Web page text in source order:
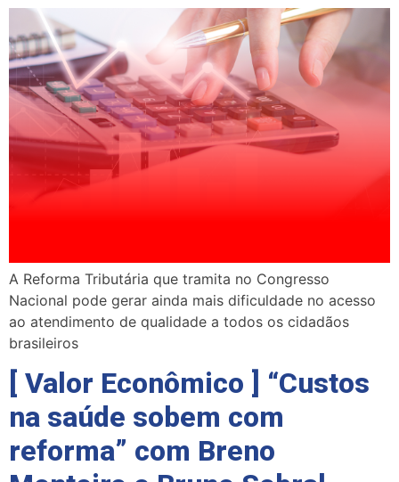
A Reforma Tributária que tramita no Congresso
Nacional pode gerar ainda mais dificuldade no acesso
ao atendimento de qualidade a todos os cidadãos
brasileiros
[ Valor Econômico ] “Custos
na saúde sobem com
reforma” com Breno